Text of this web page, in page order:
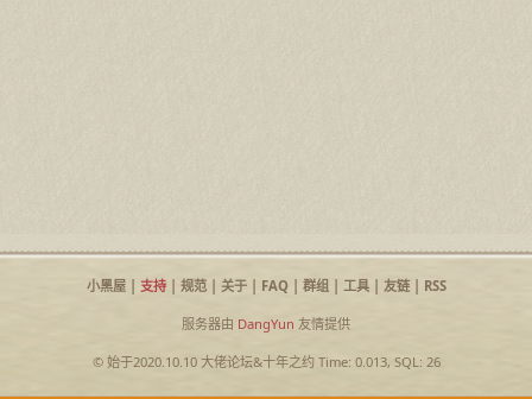
小黑屋| 支持| 规范| 关于| FAQ| 群组| 工具| 友链| RSS
服务器由 DangYun 友情提供
© 始于2020.10.10 大佬论坛&十年之约Time: 0.013, SQL: 26